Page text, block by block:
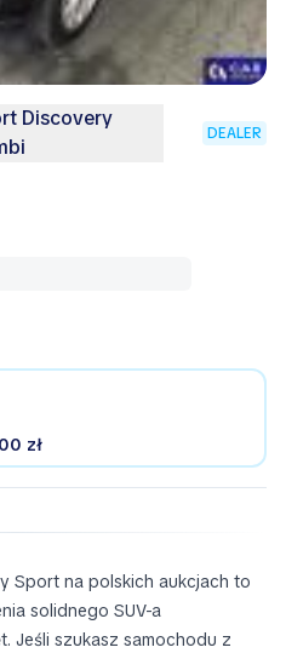
Discovery
DEALER
zł
Sport na polskich aukcjach to
solidnego SUV-a
Jeśli szukasz samochodu z